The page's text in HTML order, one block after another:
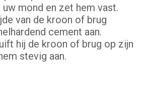
mond en zet hem vast.
van de kroon of brug
cement aan.
hij de kroon of brug op zijn
stevig aan.